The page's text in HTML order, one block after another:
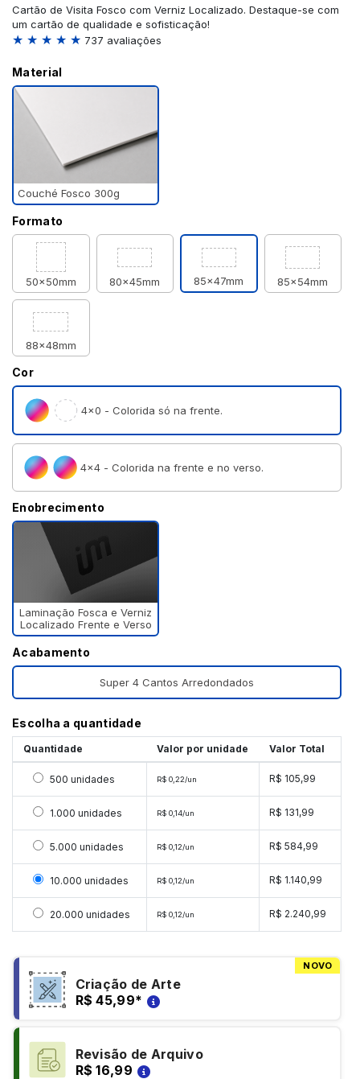
Cartão de Visita Fosco com Verniz Localizado. Destaque-se com
um cartão de qualidade e sofisticação!
★ ★ ★ ★ ★ 737 avaliações
Material
Couché Fosco 300g
Formato
50x50mm 80x45mm 85x47mm 85x54mm
88x48mm
Cor
4×0 - Colorida só na frente.
4×4 - Colorida na frente e no verso.
Enobrecimento
Laminação Fosca e Verniz
Localizado Frente e Verso
Acabamento
Super 4 Cantos Arredondados
Escolha a quantidade
Quantidade Valor por unidade Valor Total
Selecionar 500 unidades
500 unidades R$ 0,22/un R$ 105,99
Selecionar 1000 unidades
1.000 unidades R$ 0,14/un R$ 131,99
Selecionar 5000 unidades
5.000 unidades R$ 0,12/un R$ 584,99
Selecionar 10000 unidades
10.000 unidades R$ 0,12/un R$ 1.140,99
Selecionar 20000 unidades
20.000 unidades R$ 0,12/un R$ 2.240,99
NOVO
Criação de Arte
R$ 45,99*
Revisão de Arquivo
R$ 16,99